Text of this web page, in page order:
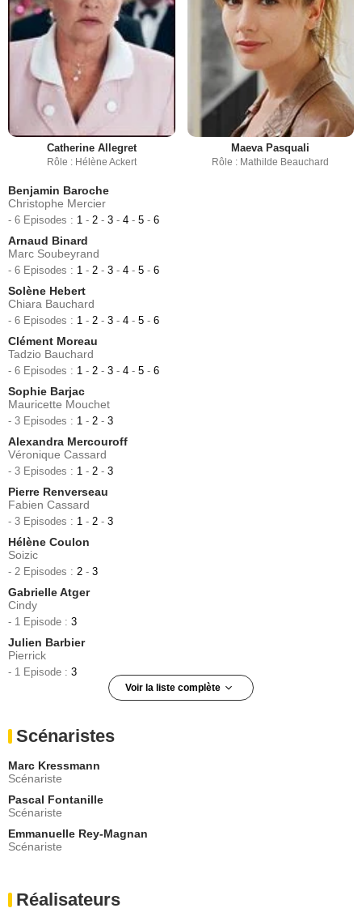
Catherine Allegret
Rôle : Hélène Ackert
Maeva Pasquali
Rôle : Mathilde Beauchard
Benjamin Baroche
Christophe Mercier
- 6 Episodes : 1 - 2 - 3 - 4 - 5 - 6
Arnaud Binard
Marc Soubeyrand
- 6 Episodes : 1 - 2 - 3 - 4 - 5 - 6
Solène Hebert
Chiara Bauchard
- 6 Episodes : 1 - 2 - 3 - 4 - 5 - 6
Clément Moreau
Tadzio Bauchard
- 6 Episodes : 1 - 2 - 3 - 4 - 5 - 6
Sophie Barjac
Mauricette Mouchet
- 3 Episodes : 1 - 2 - 3
Alexandra Mercouroff
Véronique Cassard
- 3 Episodes : 1 - 2 - 3
Pierre Renverseau
Fabien Cassard
- 3 Episodes : 1 - 2 - 3
Hélène Coulon
Soizic
- 2 Episodes : 2 - 3
Gabrielle Atger
Cindy
- 1 Episode : 3
Julien Barbier
Pierrick
- 1 Episode : 3
Voir la liste complète
- 1 Episode :6
Lulabelle
- 1 Episode :
Mathilde Wambergue
Mme Bardin
- 1 Episode :3
Scénaristes
Marc Kressmann
Scénariste
Pascal Fontanille
Scénariste
Emmanuelle Rey-Magnan
Scénariste
Réalisateurs